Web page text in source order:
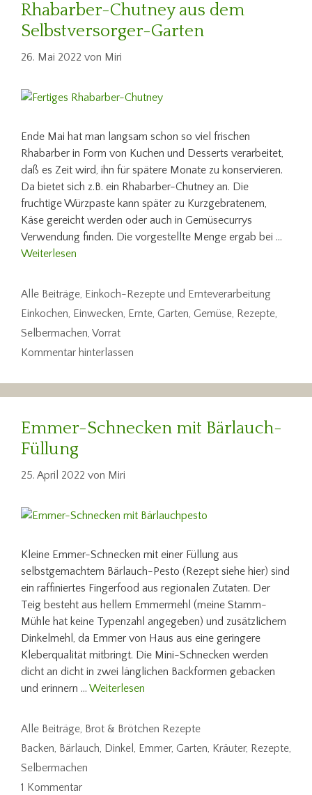
Rhabarber-Chutney aus dem
Selbstversorger-Garten
26. Mai 2022 von Miri
Ende Mai hat man langsam schon so viel frischen
Rhabarber in Form von Kuchen und Desserts verarbeitet,
daß es Zeit wird, ihn für spätere Monate zu konservieren.
Da bietet sich z.B. ein Rhabarber-Chutney an. Die
fruchtige Würzpaste kann später zu Kurzgebratenem,
Käse gereicht werden oder auch in Gemüsecurrys
Verwendung finden. Die vorgestellte Menge ergab bei …
Weiterlesen
Kategorien
Alle Beiträge, Einkoch-Rezepte und Ernteverarbeitung
Schlagwörter
Einkochen, Einwecken, Ernte, Garten, Gemüse, Rezepte,
Selbermachen, Vorrat
Kommentar hinterlassen
Emmer-Schnecken mit Bärlauch-
Füllung
25. April 2022 von Miri
Kleine Emmer-Schnecken mit einer Füllung aus
selbstgemachtem Bärlauch-Pesto (Rezept siehe hier) sind
ein raffiniertes Fingerfood aus regionalen Zutaten. Der
Teig besteht aus hellem Emmermehl (meine Stamm-
Mühle hat keine Typenzahl angegeben) und zusätzlichem
Dinkelmehl, da Emmer von Haus aus eine geringere
Kleberqualität mitbringt. Die Mini-Schnecken werden
dicht an dicht in zwei länglichen Backformen gebacken
und erinnern … Weiterlesen
Kategorien
Alle Beiträge, Brot & Brötchen Rezepte
Schlagwörter
Backen, Bärlauch, Dinkel , Emmer, Garten, Kräuter, Rezepte,
Selbermachen
1 Kommentar